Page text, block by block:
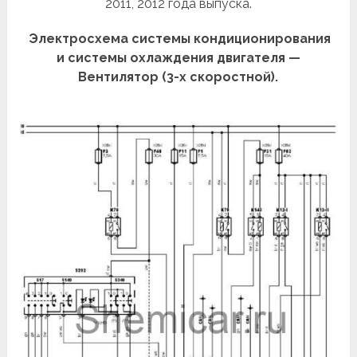
2011, 2012 года выпуска.
Электросхема системы кондиционирования
и системы охлаждения двигателя —
Вентилятор (3-х скоростной).